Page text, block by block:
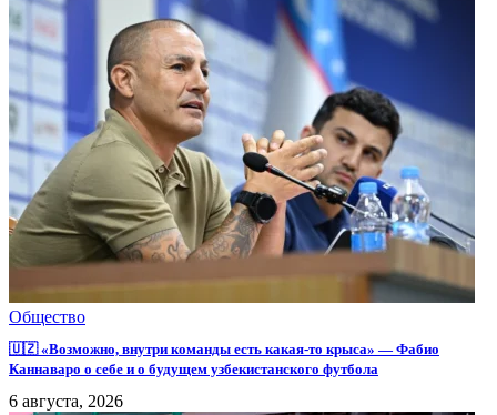
Общество
🇺🇿 «Возможно, внутри команды есть какая-то крыса» — Фабио
Каннаваро о себе и о будущем узбекистанского футбола
6 августа, 2026